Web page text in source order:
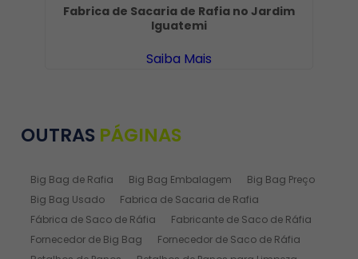
Fabrica de Sacaria de Rafia no Jardim
Iguatemi
Saiba Mais
OUTRAS PÁGINAS
Big Bag de Rafia Big Bag Embalagem
Big Bag Preço
Big Bag Usado
Fabrica de Sacaria de Rafia
Fábrica de Saco de Ráfia
Fabricante de Saco de Ráfia
Fornecedor de Big Bag
Fornecedor de Saco de Ráfia